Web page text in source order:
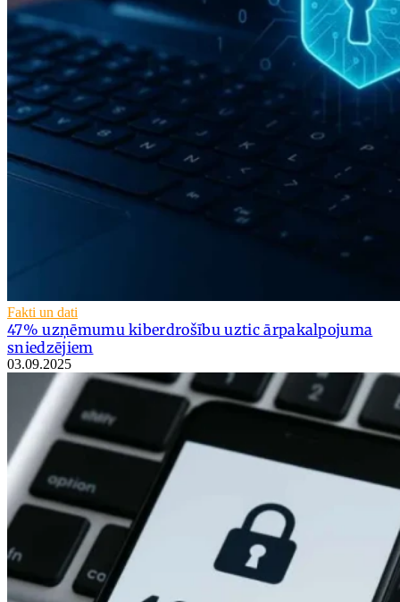
Fakti un dati
47% uzņēmumu kiberdrošību uztic ārpakalpojuma
sniedzējiem
03.09.2025